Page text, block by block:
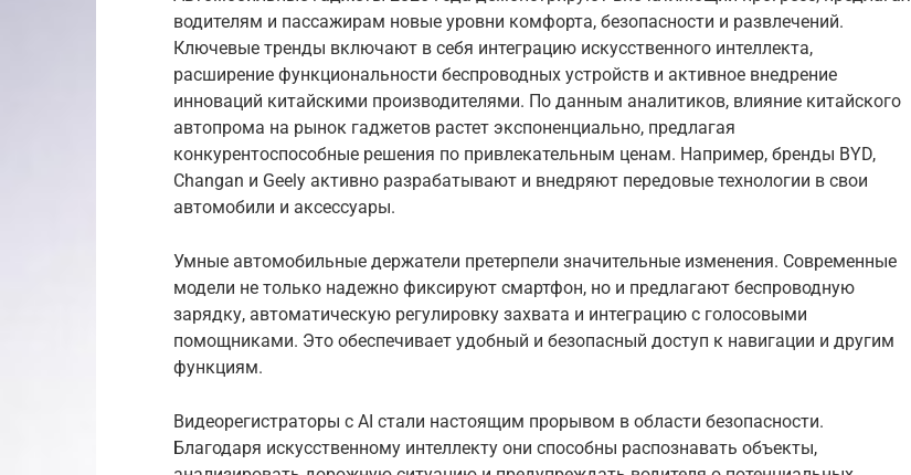
водителям и пассажирам новые уровни комфорта, безопасности и развлечений.
Ключевые тренды включают в себя интеграцию искусственного интеллекта,
расширение функциональности беспроводных устройств и активное внедрение
инноваций китайскими производителями. По данным аналитиков, влияние китайского
автопрома на рынок гаджетов растет экспоненциально, предлагая
конкурентоспособные решения по привлекательным ценам. Например, бренды BYD,
Changan и Geely активно разрабатывают и внедряют передовые технологии в свои
автомобили и аксессуары.
Умные автомобильные держатели претерпели значительные изменения. Современные
модели не только надежно фиксируют смартфон, но и предлагают беспроводную
зарядку, автоматическую регулировку захвата и интеграцию с голосовыми
помощниками. Это обеспечивает удобный и безопасный доступ к навигации и другим
функциям.
Видеорегистраторы с AI стали настоящим прорывом в области безопасности.
Благодаря искусственному интеллекту они способны распознавать объекты,